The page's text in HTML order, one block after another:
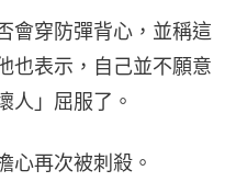
會穿防彈背心，並稱這
也表示，自己並不願意
人」屈服了。
心再次被刺殺。